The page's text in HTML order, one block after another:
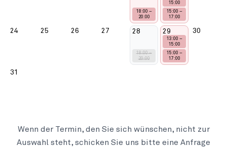
18:00 –
20:00
15:00
15:00 –
17:00
24 25 26 27 28
18:00–
20:00
29
13:00 –
15:00
15:00 –
17:00
30
31
Wenn der Termin, den Sie sich wünschen, nicht zur
Auswahl steht, schicken Sie uns bitte eine Anfrage